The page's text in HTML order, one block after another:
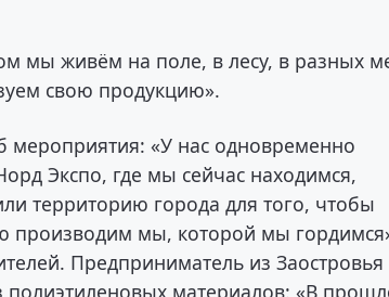
мы живём на поле, в лесу, в разных
свою продукцию».
мероприятия: «У нас одновременно
Экспо, где мы сейчас находимся,
территорию города для того, чтобы
производим мы, которой мы
Предприниматель из Заостровья
материалов: «В